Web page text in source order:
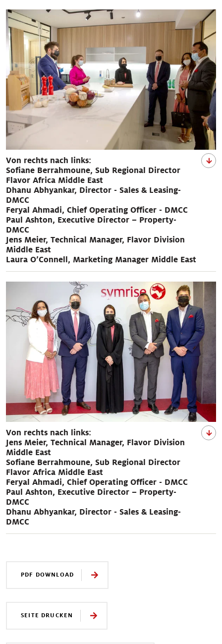
Von rechts nach links:
Sofiane Berrahmoune, Sub Regional Director
Flavor Africa Middle East
Dhanu Abhyankar, Director - Sales & Leasing-
DMCC
Feryal Ahmadi, Chief Operating Officer - DMCC
Paul Ashton, Executive Director – Property-
DMCC
Jens Meier, Technical Manager, Flavor Division
Middle East
Laura O’Connell, Marketing Manager Middle East
Von rechts nach links:
Jens Meier, Technical Manager, Flavor Division
Middle East
Sofiane Berrahmoune, Sub Regional Director
Flavor Africa Middle East
Feryal Ahmadi, Chief Operating Officer - DMCC
Paul Ashton, Executive Director – Property-
DMCC
Dhanu Abhyankar, Director - Sales & Leasing-
DMCC
PDF DOWNLOAD
SEITE DRUCKEN